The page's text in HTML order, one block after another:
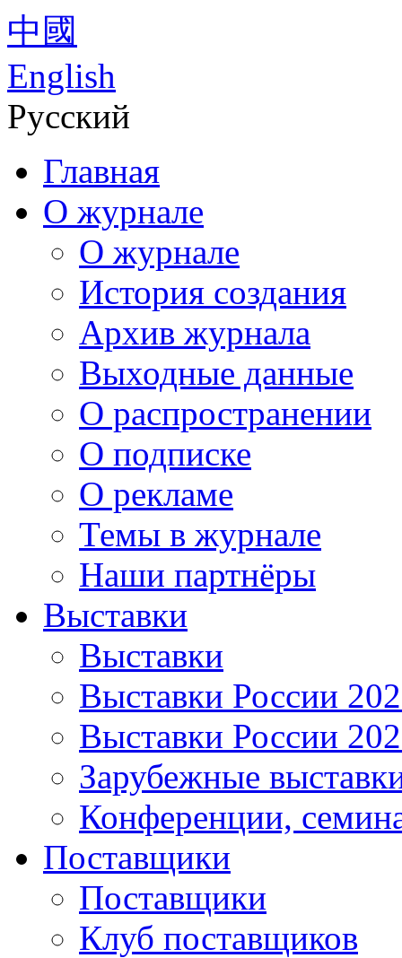
中國
English
Русский
Главная
О журнале
О журнале
История создания
Архив журнала
Выходные данные
О распространении
О подписке
О рекламе
Темы в журнале
Наши партнёры
Выставки
Выставки
Выставки России
Выставки России
Зарубежные
Конференции,
Поставщики
Поставщики
Клуб поставщиков